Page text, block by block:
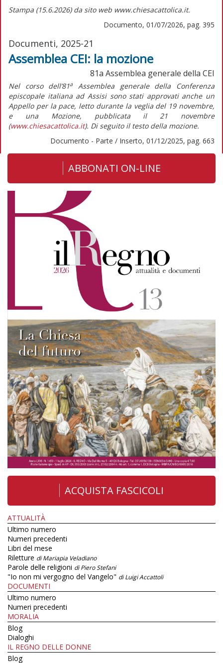
Stampa (15.6.2026) da sito web www.chiesacattolica.it.
Documento, 01/07/2026, pag. 395
Documenti, 2025-21
Assemblea CEI: la mozione
81a Assemblea generale della CEI
Nel corso dell’81a
Assemblea generale della Conferenza
episcopale italiana ad Assisi sono stati approvati anche un
Appello per la pace, letto durante la veglia del 19 novembre,
e una Mozione, pubblicata il 21 novembre
(www.chiesacattolica.it). Di seguito il testo della mozione.
Documento - Parte / Inserto, 01/12/2025, pag. 663
ABBONATI ON-LINE
ACQUISTA FASCICOLI
ATTUALITÀ
Ultimo numero
Numeri precedenti
Libri del mese
Riletture di Mariapia Veladiano
Parole delle religioni di Piero Stefani
"Io non mi vergogno del Vangelo" di Luigi Accattoli
DOCUMENTI
Ultimo numero
Numeri precedenti
MORALIA
Blog
Dialoghi
IL REGNO DELLE DONNE
Blog